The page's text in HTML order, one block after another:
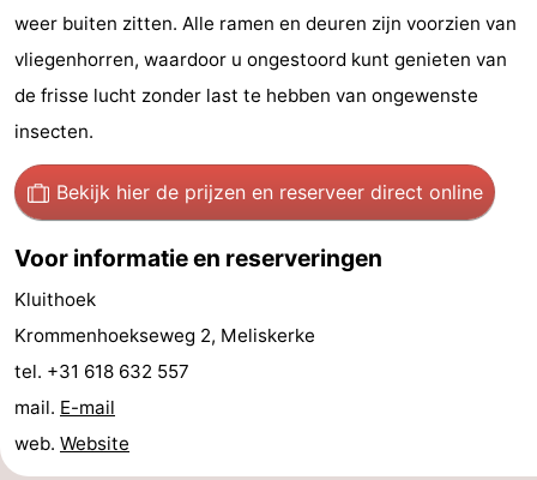
Forum
Route
-
Parkeren
Reisboekenwinkel
Nieuws
Medische
adressen
Regio
Zeeland
Schouwen-
weer buiten zitten. Alle ramen en deuren zijn voorzien van
vliegenhorren, waardoor u ongestoord kunt genieten van
de frisse lucht zonder last te hebben van ongewenste
insecten.
Bekijk hier de prijzen en reserveer direct online
Voor informatie en reserveringen
Kluithoek
Krommenhoekseweg 2, Meliskerke
tel. +31 618 632 557
mail. E-mail
web. Website